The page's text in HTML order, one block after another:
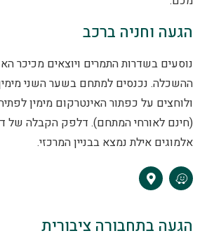
הגעה וחניה ברכב
נוסעים בשדרות התמרים ויוצאים מכיכר
ההשכלה. נכנסים למתחם בשער השני
ולוחצים על כפתור האינטרקום מימין
(חינם לאורחי המתחם). דלפק הקבלה של
אלמוגים אילת נמצא בבניין המרכזי.
הגעה בתחבורה ציבורית